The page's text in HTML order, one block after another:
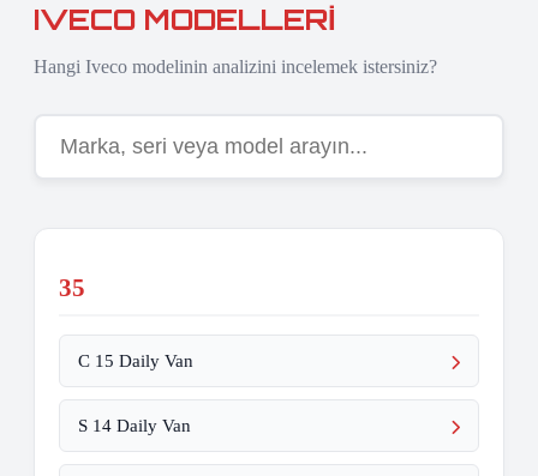
IVECO MODELLERI
Hangi Iveco modelinin analizini incelemek istersiniz?
35
C 15 Daily Van
S 14 Daily Van